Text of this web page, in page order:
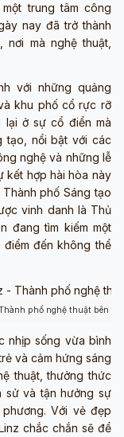
trung tâm công
nay đã trở thành
mà nghệ thuật,
với những quảng
khu phố cổ rực rỡ
lại ở sự cổ điển mà
tạo, nổi bật với các
nghệ và những lễ
kết hợp hài hòa này
phố Sáng tạo
vinh danh là Thủ
đang tìm kiếm một
đến không thể
phố nghệ thuật bên
nhịp sống vừa bình
và cảm hứng sáng
thuật, thưởng thức
sử và tận hưởng sự
Với vẻ đẹp
chắc chắn sẽ để